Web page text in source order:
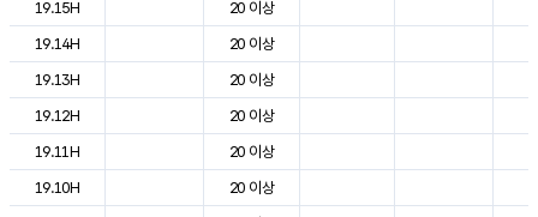
19.15H
20 이상
19.14H
20 이상
19.13H
20 이상
19.12H
20 이상
19.11H
20 이상
19.10H
20 이상